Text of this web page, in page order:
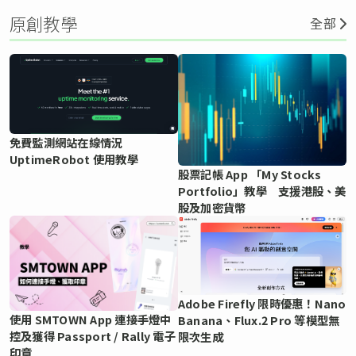
原創教學 全部
免費監測網站在線情況
UptimeRobot 使用教學
股票記帳 App 「My Stocks
Portfolio」教學 支援港股、美
股及加密貨幣
使用 SMTOWN App 連接手燈中
控及獲得 Passport / Rally 電子
印章
Adobe Firefly 限時優惠！Nano
Banana、Flux.2 Pro 等模型無
限次生成